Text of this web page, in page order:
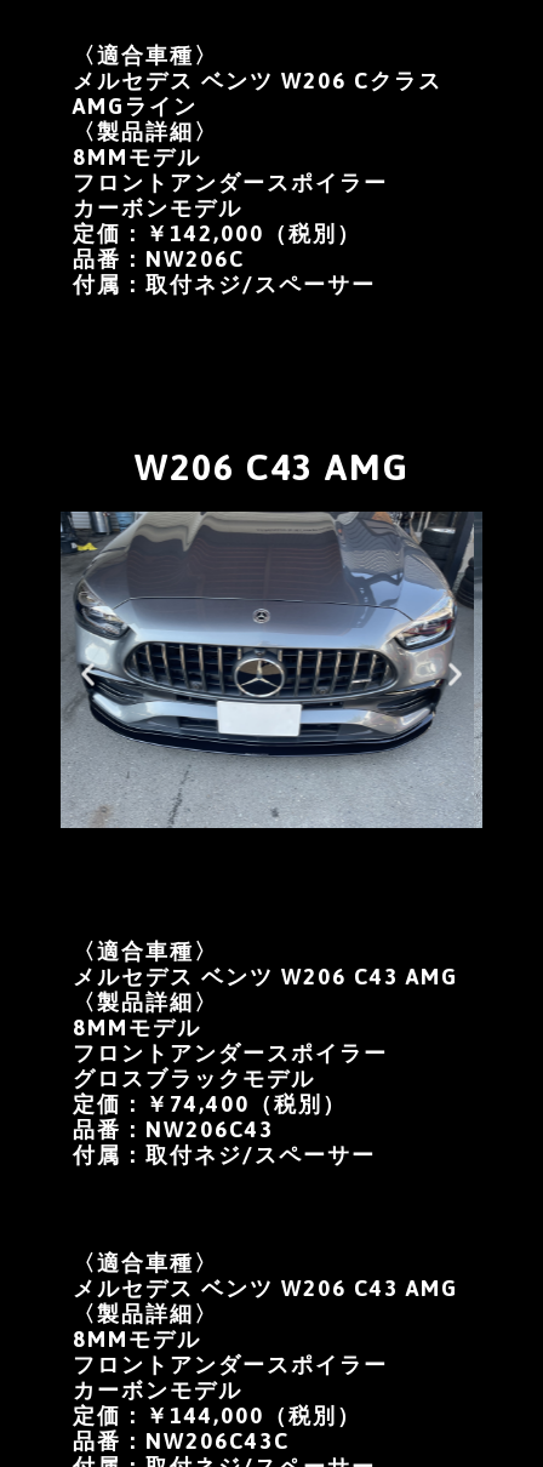
〈適合車種〉
メルセデス ベンツ W206 Cクラス
AMGライン
〈製品詳細〉
8MMモデル
フロントアンダースポイラー
カーボンモデル
定価：￥142,000（税別）
品番：NW206C
付属：取付ネジ/スペーサー
W206 C43 AMG
〈適合車種〉
メルセデス ベンツ W206 C43 AMG
〈製品詳細〉
8MMモデル
フロントアンダースポイラー
グロスブラックモデル
定価：￥74,400（税別）
品番：NW206C43
付属：取付ネジ/スペーサー
〈適合車種〉
メルセデス ベンツ W206 C43 AMG
〈製品詳細〉
8MMモデル
フロントアンダースポイラー
カーボンモデル
定価：￥144,000（税別）
品番：NW206C43C